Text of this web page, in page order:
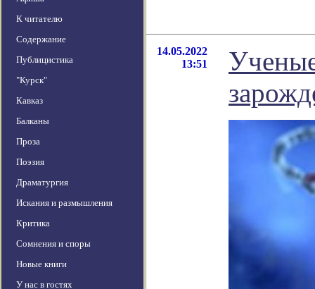
К читателю
Содержание
Публицистика
"Курск"
Кавказ
Балканы
Проза
Поэзия
Драматургия
Искания и размышления
Критика
Сомнения и споры
Новые книги
У нас в гостях
14.05.2022
13:51